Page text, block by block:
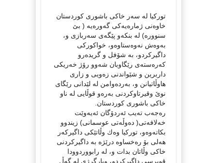
توركیا له‌ سه‌ر خاكی باشوری كوردستان
خاوه‌نی ژماره‌یه‌كی گه‌وره‌یه‌ ( بێ
سنووره) له‌ بنكه‌و پێگه‌ی سه‌ربازی و،
به‌وه‌ش نه‌وه‌ستاوه‌و، خواكوركی
داگیركردو، به‌ شۆفل و گریده‌رو
كه‌ره‌سته‌ی رێگاوبان شه‌وو رۆژ خه‌ریكی
داربرین و شێواندنی زه‌ویی و زاری
هاوڵاتیانن و، به‌رده‌وامن له‌ لێدانی رێگای
نوێ وقیرتاوكردنی به‌ره‌و قوڵایی له‌ ناو
خاكی باشوری كوردستان.
ره‌جه‌ب ته‌یب ئه‌ردۆگان ئه‌یه‌وێت
خه‌لافه‌تی( ده‌وڵه‌تی عوسمانی) زیندوو
بكاته‌وه‌و، توركیا وه‌ك وڵاتێكی داگیركه‌ر
هه‌لی بۆ ره‌خساوه‌ درێژه‌ به داگیركردنی
خاكی وڵاتان بدات و، له‌ رابووردوودا
قوبرسی داگیركردو، وبارگرژی له‌ گه‌ڵ